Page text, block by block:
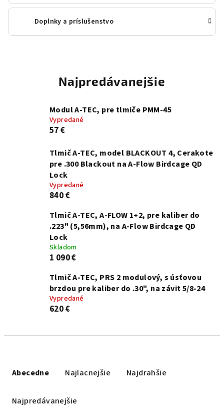
Doplnky a príslušenstvo
Najpredávanejšie
Modul A-TEC, pre tlmiče PMM-45
Vypredané
57 €
Tlmič A-TEC, model BLACKOUT 4, Cerakote
pre .300 Blackout na A-Flow Birdcage QD
Lock
Vypredané
840 €
Tlmič A-TEC, A-FLOW 1+2, pre kaliber do
.223" (5,56mm), na A-Flow Birdcage QD
Lock
Skladom
1 090 €
Tlmič A-TEC, PRS 2 modulový, s úsťovou
brzdou pre kaliber do .30", na závit 5/8-24
Vypredané
620 €
Abecedne Najlacnejšie Najdrahšie
Najpredávanejšie